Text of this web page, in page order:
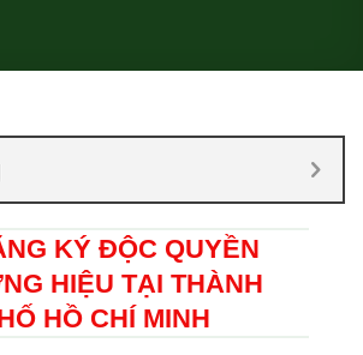
KÝ ĐỘC QUYỀN
HIỆU TẠI THÀNH
HỒ CHÍ MINH